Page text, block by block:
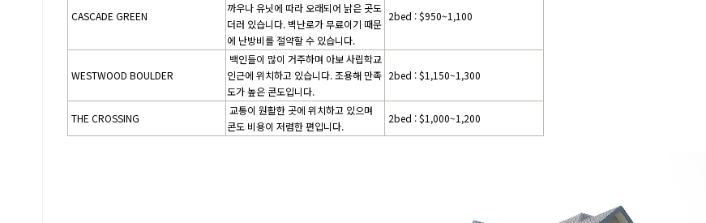
CASCADE GREEN
까우나 유닛에 따라 오래되어 낡은 곳도
더러 있습니다. 벽난로가 무료이기 때문
에 난방비를 절약할 수 있습니다.
2bed : $950~1,100
WESTWOOD BOULDER
백인들이 많이 거주하며 아보 사립학교
인근에 위치하고 있습니다. 조용해 만족
도가 높은 콘도입니다.
2bed : $1,150~1,300
THE CROSSING
교통이 원활한 곳에 위치하고 있으며
콘도 비용이 저렴한 편입니다.
2bed : $1,000~1,200